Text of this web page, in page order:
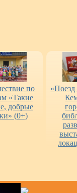
по
«Такие
добрые
(0+)